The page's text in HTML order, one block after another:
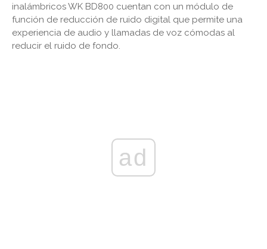
inalámbricos WK BD800 cuentan con un módulo de
función de reducción de ruido digital que permite una
experiencia de audio y llamadas de voz cómodas al
reducir el ruido de fondo.
ad